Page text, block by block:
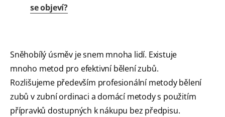
se objeví?
Sněhobílý úsměv je snem mnoha lidí. Existuje
mnoho metod pro efektivní bělení zubů.
Rozlišujeme především profesionální metody bělení
zubů v zubní ordinaci a domácí metody s použitím
přípravků dostupných k nákupu bez předpisu.